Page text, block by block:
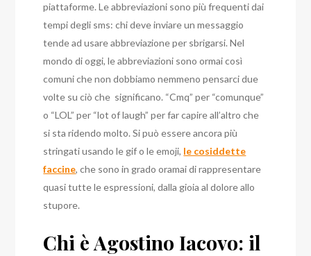
piattaforme. Le abbreviazioni sono più frequenti dai
tempi degli sms: chi deve inviare un messaggio
tende ad usare abbreviazione per sbrigarsi. Nel
mondo di oggi, le abbreviazioni sono ormai così
comuni che non dobbiamo nemmeno pensarci due
volte su ciò che significano. “Cmq” per “comunque”
o “LOL” per “lot of laugh” per far capire all’altro che
si sta ridendo molto. Si può essere ancora più
stringati usando le gif o le emoji, le cosiddette
faccine, che sono in grado oramai di rappresentare
quasi tutte le espressioni, dalla gioia al dolore allo
stupore.
Chi è Agostino Iacovo: il